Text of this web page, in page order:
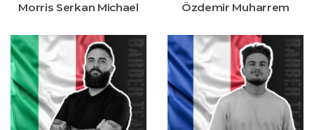
Morris Serkan Michael Özdemir Muharrem